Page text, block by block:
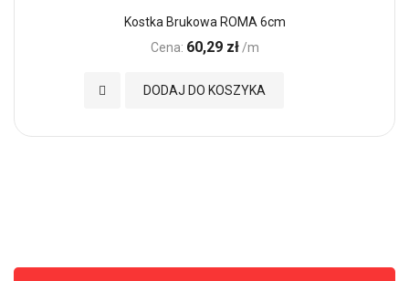
Kostka Brukowa ROMA 6cm
Cena: 60,29 zł /m
DODAJ DO KOSZYKA
Dodaj do Ulubionych